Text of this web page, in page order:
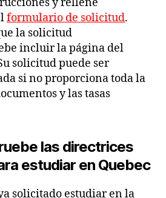
formulario de solicitud.
la solicitud
incluir la página del
solicitud puede ser
si no proporciona toda la
y las tasas
las directrices
estudiar en Quebec
solicitado estudiar en la